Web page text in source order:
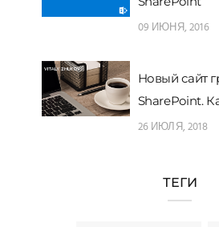
09 ИЮНЯ, 2016
Новый сайт
SharePoint.
26 ИЮЛЯ, 2018
ТЕГИ